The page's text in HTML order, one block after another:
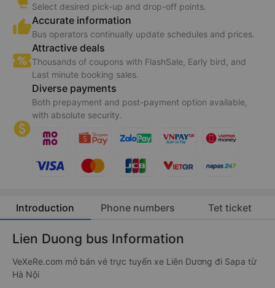
Select desired pick-up and drop-off points.
Accurate information
Bus operators continually update schedules and prices.
Attractive deals
Thousands of coupons with FlashSale, Early bird, and
Last minute booking sales.
Diverse payments
Both prepayment and post-payment option available,
with absolute security.
Introduction Phone numbers Tet ticket
Lien Duong bus Information
VeXeRe.com mở bán vé trực tuyến xe Liên Dương đi Sapa từ
Hà Nội